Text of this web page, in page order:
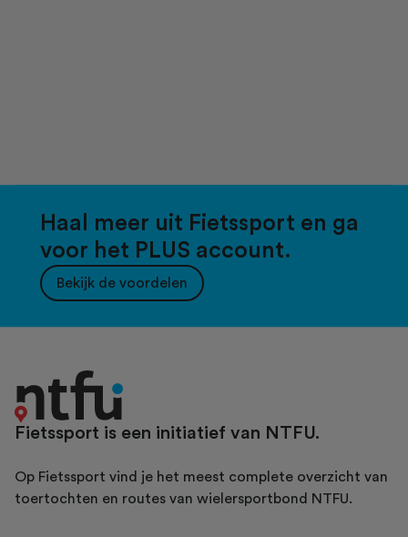
Haal meer uit Fietssport en ga
voor het PLUS account.
Bekijk de voordelen
Fietssport is een initiatief van NTFU.
Op Fietssport vind je het meest complete overzicht van
toertochten en routes van wielersportbond NTFU.